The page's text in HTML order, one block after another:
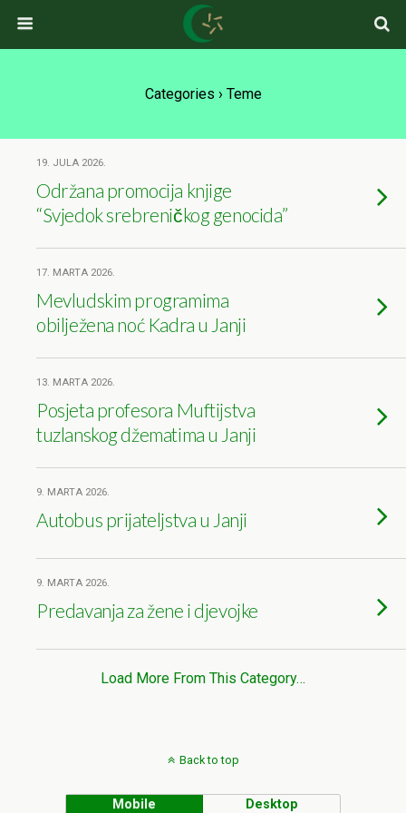
Categories › Teme
19. JULA 2026.
Održana promocija knjige
“Svjedok srebreničkog genocida”
17. MARTA 2026.
Mevludskim programima
obilježena noć Kadra u Janji
13. MARTA 2026.
Posjeta profesora Muftijstva
tuzlanskog džematima u Janji
9. MARTA 2026.
Autobus prijateljstva u Janji
9. MARTA 2026.
Predavanja za žene i djevojke
Load More From This Category…
Back to top
Mobile Desktop